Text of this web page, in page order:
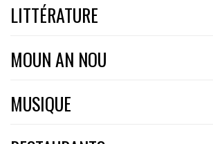
LITTÉRATURE
MOUN AN NOU
MUSIQUE